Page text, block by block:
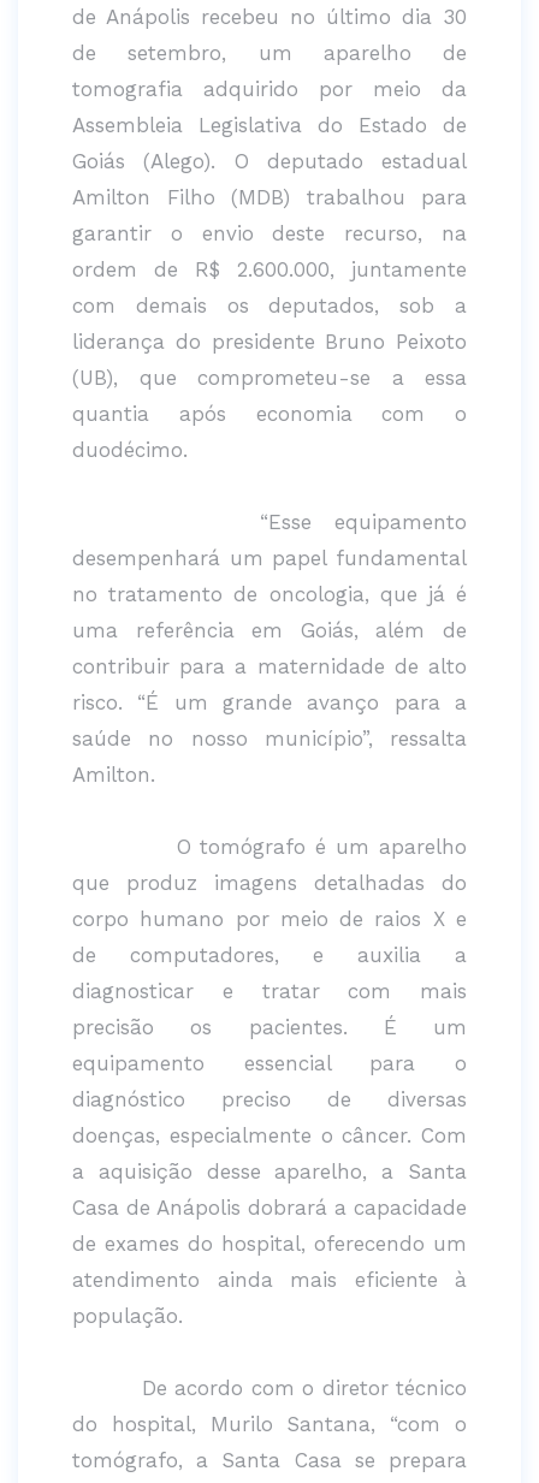
de Anápolis recebeu no último dia 30
de setembro, um aparelho de
tomografia adquirido por meio da
Assembleia Legislativa do Estado de
Goiás (Alego). O deputado estadual
Amilton Filho (MDB) trabalhou para
garantir o envio deste recurso, na
ordem de R$ 2.600.000, juntamente
com demais os deputados, sob a
liderança do presidente Bruno Peixoto
(UB), que comprometeu-se a essa
quantia após economia com o
duodécimo.
“Esse equipamento
desempenhará um papel fundamental
no tratamento de oncologia, que já é
uma referência em Goiás, além de
contribuir para a maternidade de alto
risco. “É um grande avanço para a
saúde no nosso município”, ressalta
Amilton.
O tomógrafo é um aparelho
que produz imagens detalhadas do
corpo humano por meio de raios X e
de computadores, e auxilia a
diagnosticar e tratar com mais
precisão os pacientes. É um
equipamento essencial para o
diagnóstico preciso de diversas
doenças, especialmente o câncer. Com
a aquisição desse aparelho, a Santa
Casa de Anápolis dobrará a capacidade
de exames do hospital, oferecendo um
atendimento ainda mais eficiente à
população.
De acordo com o diretor técnico
do hospital, Murilo Santana, “com o
tomógrafo, a Santa Casa se prepara